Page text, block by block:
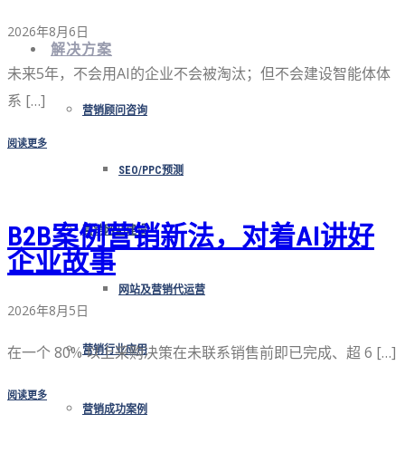
解决方案
营销顾问咨询
SEO/PPC预测
营销网站建设
网站及营销代运营
营销行业应用
营销成功案例
2026年8月6日
未来5年，不会用AI的企业不会被淘汰；但不会建设智能体体
系 […]
阅读更多
B2B案例营销新法，对着AI讲好
企业故事
2026年8月5日
在一个 80% 以上采购决策在未联系销售前即已完成、超 6 […]
阅读更多